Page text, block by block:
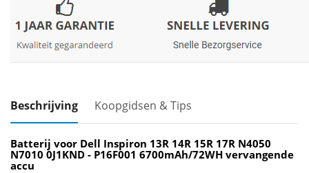
Beschrijving Koopgidsen & Tips
Batterij voor Dell Inspiron 13R 14R 15R 17R N4050
N7010 0J1KND - P16F001 6700mAh/72WH vervangende
accu